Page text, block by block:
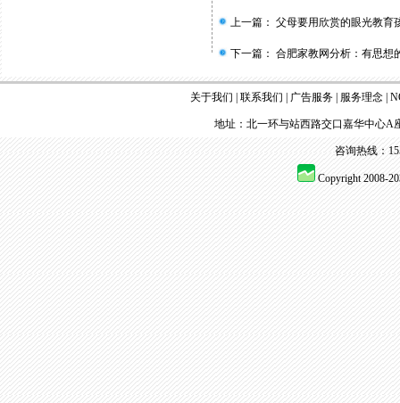
上一篇： 父母要用欣赏的眼光教育
下一篇： 合肥家教网分析：有思想
关于我们 联系我们 广告服务| 服务理念|
地址：北一环与站西路交口嘉华中心
咨询热线：
Copyright 2008-